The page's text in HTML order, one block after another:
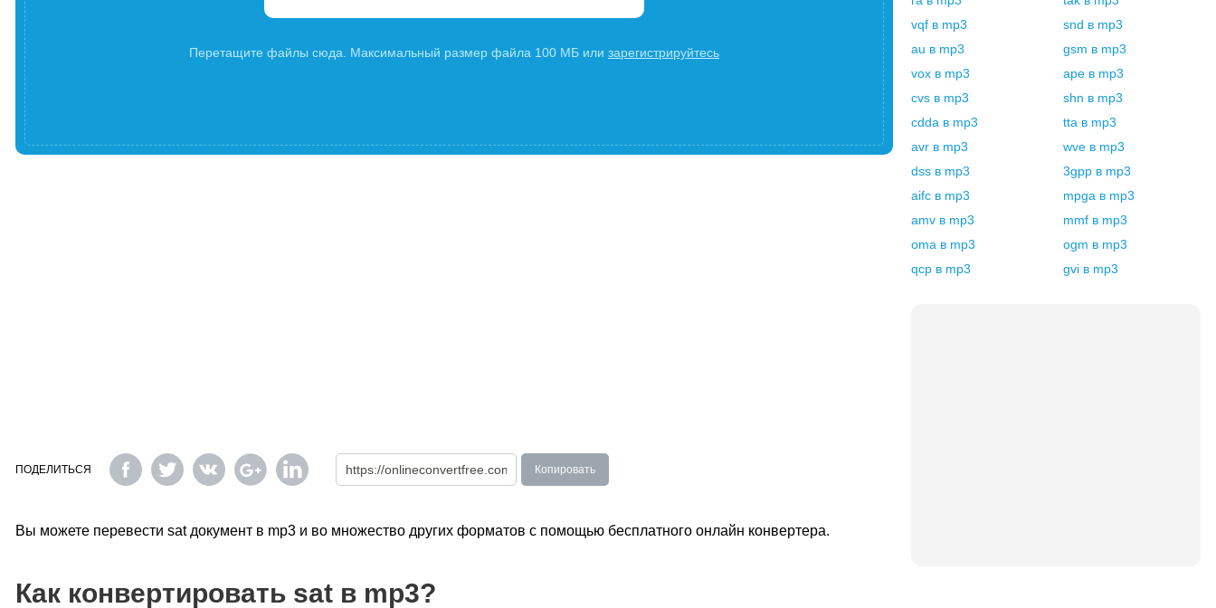
Перетащите файлы сюда. Максимальный размер файла 100 МБ или зарегистрируйтесь
ПОДЕЛИТЬСЯ Копировать
Вы можете перевести sat документ в mp3 и во множество других форматов с помощью бесплатного онлайн конвертера.
Как конвертировать sat в mp3?
vqf в mp3 snd в mp3
au в mp3 gsm в mp3
vox в mp3 ape в mp3
cvs в mp3 shn в mp3
cdda в mp3 tta в mp3
avr в mp3 wve в mp3
dss в mp3 3gpp в mp3
aifc в mp3 mpga в mp3
amv в mp3 mmf в mp3
oma в mp3 ogm в mp3
qcp в mp3 gvi в mp3